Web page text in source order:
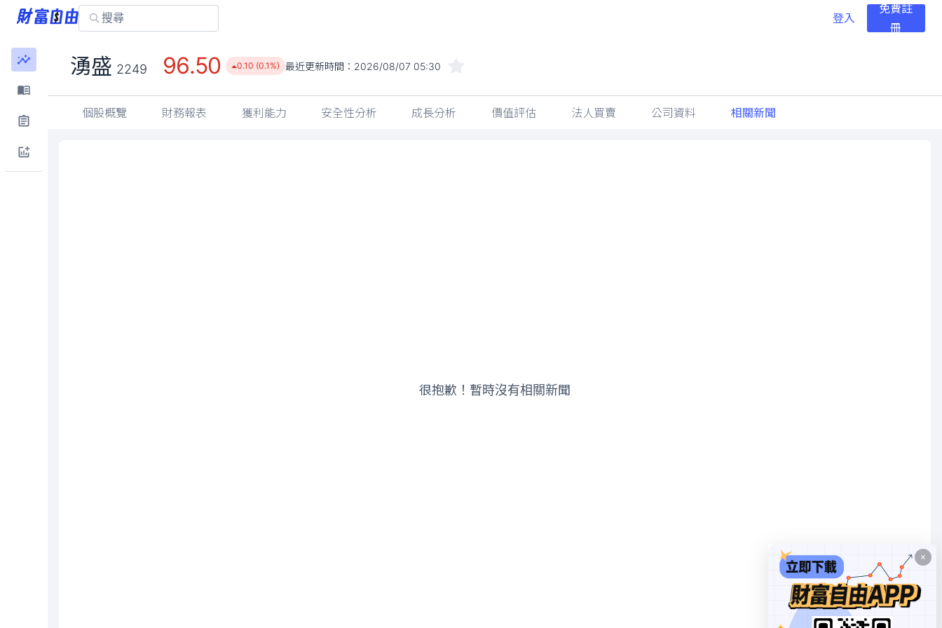
登入
免費註
冊
湧盛 2249 96.50 0.10 (0.1%) 最近更新時間： 2026/08/07 05:30
個股概覽 財務報表 獲利能力 安全性分析 成長分析 價值評估 法人買賣 公司資料 相關新聞
很抱歉！暫時沒有相關新聞